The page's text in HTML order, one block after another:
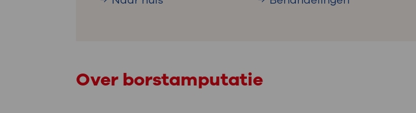
Over borstamputatie